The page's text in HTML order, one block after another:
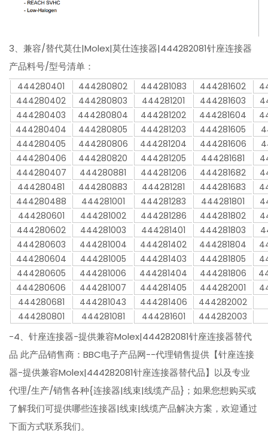
3、兼容/替代莫仕|Molex|莫仕连接器|444282081针座连接器
产品料号/型号清单：
444280401 444280802 444281083 444281602
444280402
444280803 444281201 444281603
444280403
444280804 444281202 444281604
444280404
444280805 444281203 444281605
444280405
444280806 444281204 444281606
444280406
444280820 444281205 444281681
444280407
444280881 444281206 444281682
444280481
444280883 444281281 444281683
444280488
444281001 444281283 444281801
444280601
444281002 444281286 444281802
444280602
444281003 444281401 444281803
444280603
444281004 444281402 444281804
444280604
444281005 444281403 444281805
444280605
444281006 444281404 444281806
444280606
444281007 444281405 444282001
444280681
444281043 444281406
444282002
444280801
444281081 444281601 444282003
-4、针座连接器-提供兼容Molex|444282081针座连接器替代
品 此产品销售商：BBC电子产品网--代理销售提供【针座连接
器-提供兼容Molex|444282081针座连接器替代品】以及专业
代理/生产/销售各种{连接器|线束|线缆产品}；如果您想购买或
了解我们可提供哪些连接器|线束|线缆产品解决方案，欢迎通过
下面方式联系我们。